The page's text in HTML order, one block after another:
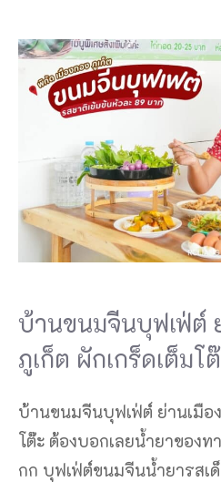
บ้านขนมจีนบุฟเฟ่ต์
ภูเก็ต ผักเกร็ดเต็มโ
บ้านขนมจีนบุฟเฟ่ต์ ย่านเมือ
โต๊ะ ต้องบอกเลยน้ำยาของท
กก บุฟเฟ่ต์ขนมจีนน้ำยารสเ